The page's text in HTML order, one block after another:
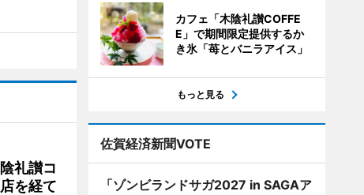
礼讃コ
を経て
カフェ「木陰礼讃COFFE
E」で期間限定提供するか
き氷「苺とバニラアイス」
もっと見る
佐賀経済新聞VOTE
「ゾンビランドサガ2027 in SAGAア